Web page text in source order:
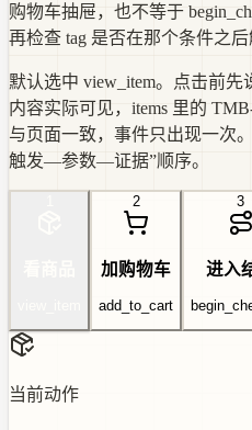
购物车抽屉，也不等于
再检查 tag 是否在那个条件之后
默认选中 view_item。点击前
内容实际可见，items 里的
与页面一致，事件只出现一次
触发—参数—证据”顺序。
2
加购物车
add_to_cart
3
进入
当前动作